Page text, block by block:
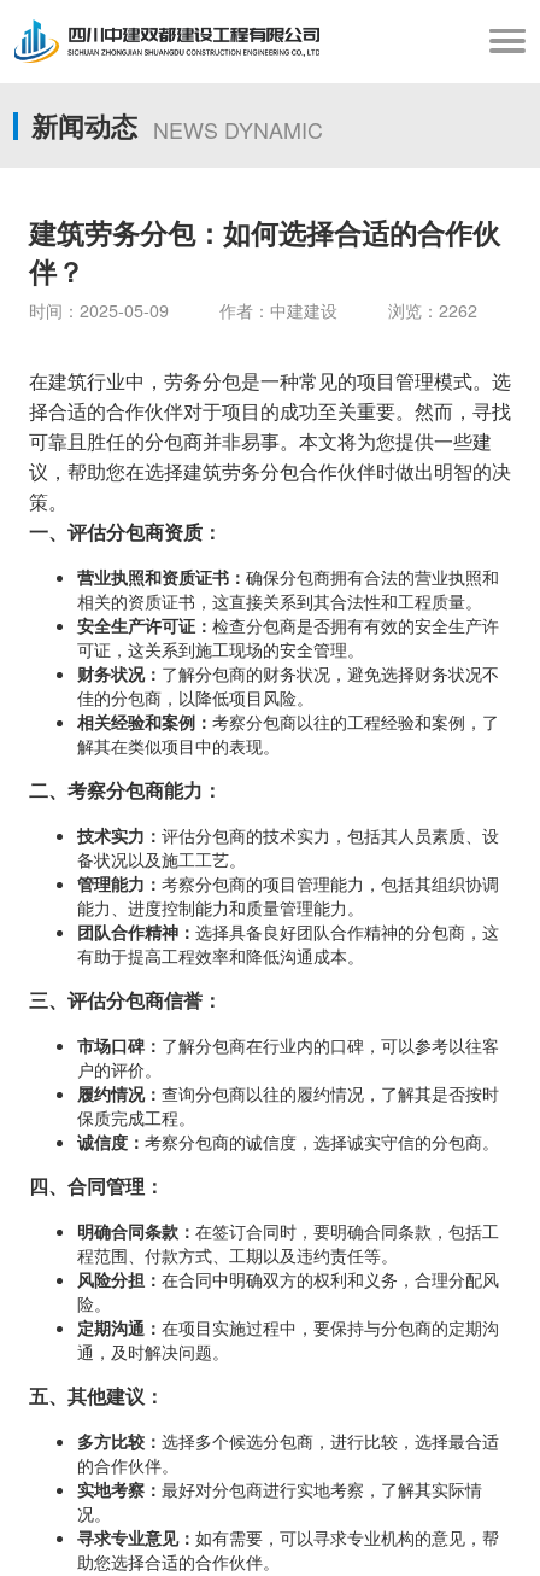
新闻动态 NEWS DYNAMIC
建筑劳务分包：如何选择合适的合作伙
伴？
时间：2025-05-09 作者：中建建设 浏览：2262
在建筑行业中，劳务分包是一种常见的项目管理模式。选
择合适的合作伙伴对于项目的成功至关重要。然而，寻找
可靠且胜任的分包商并非易事。本文将为您提供一些建
议，帮助您在选择建筑劳务分包合作伙伴时做出明智的决
策。
一、评估分包商资质：
营业执照和资质证书： 确保分包商拥有合法的营业执照和
相关的资质证书，这直接关系到其合法性和工程质量。
安全生产许可证： 检查分包商是否拥有有效的安全生产许
可证，这关系到施工现场的安全管理。
财务状况： 了解分包商的财务状况，避免选择财务状况不
佳的分包商，以降低项目风险。
相关经验和案例： 考察分包商以往的工程经验和案例，了
解其在类似项目中的表现。
二、考察分包商能力：
技术实力： 评估分包商的技术实力，包括其人员素质、设
备状况以及施工工艺。
管理能力： 考察分包商的项目管理能力，包括其组织协调
能力、进度控制能力和质量管理能力。
团队合作精神： 选择具备良好团队合作精神的分包商，这
有助于提高工程效率和降低沟通成本。
三、评估分包商信誉：
市场口碑： 了解分包商在行业内的口碑，可以参考以往客
户的评价。
履约情况： 查询分包商以往的履约情况，了解其是否按时
保质完成工程。
诚信度： 考察分包商的诚信度，选择诚实守信的分包商。
四、合同管理：
明确合同条款： 在签订合同时，要明确合同条款，包括工
程范围、付款方式、工期以及违约责任等。
风险分担： 在合同中明确双方的权利和义务，合理分配风
险。
定期沟通： 在项目实施过程中，要保持与分包商的定期沟
通，及时解决问题。
五、其他建议：
多方比较： 选择多个候选分包商，进行比较，选择最合适
的合作伙伴。
实地考察： 最好对分包商进行实地考察，了解其实际情
况。
寻求专业意见： 如有需要，可以寻求专业机构的意见，帮
助您选择合适的合作伙伴。